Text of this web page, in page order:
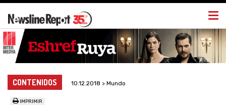
CONTENIDOS 10.12.2018 > Mundo
IMPRIMIR